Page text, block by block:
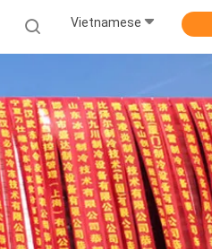
Vietnamese